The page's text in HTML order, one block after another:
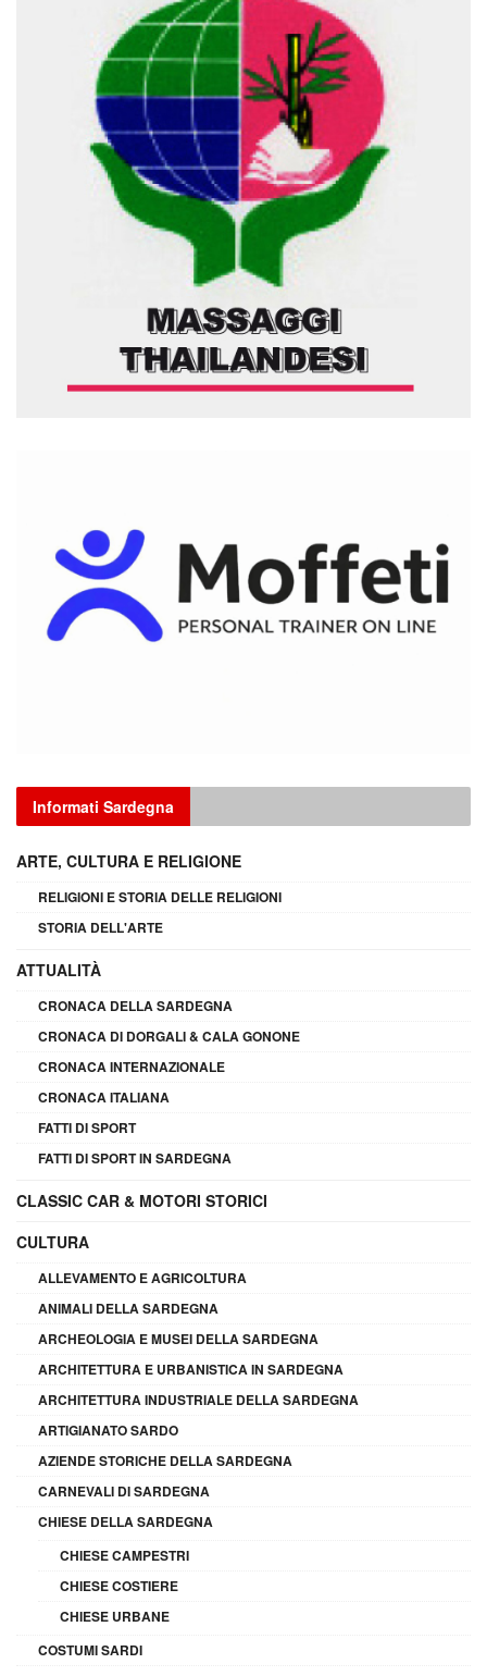
Informati Sardegna
ARTE, CULTURA E RELIGIONE
RELIGIONI E STORIA DELLE RELIGIONI
STORIA DELL'ARTE
ATTUALITÀ
CRONACA DELLA SARDEGNA
CRONACA DI DORGALI & CALA GONONE
CRONACA INTERNAZIONALE
CRONACA ITALIANA
FATTI DI SPORT
FATTI DI SPORT IN SARDEGNA
CLASSIC CAR & MOTORI STORICI
CULTURA
ALLEVAMENTO E AGRICOLTURA
ANIMALI DELLA SARDEGNA
ARCHEOLOGIA E MUSEI DELLA SARDEGNA
ARCHITETTURA E URBANISTICA IN SARDEGNA
ARCHITETTURA INDUSTRIALE DELLA SARDEGNA
ARTIGIANATO SARDO
AZIENDE STORICHE DELLA SARDEGNA
CARNEVALI DI SARDEGNA
CHIESE DELLA SARDEGNA
CHIESE CAMPESTRI
CHIESE COSTIERE
CHIESE URBANE
COSTUMI SARDI